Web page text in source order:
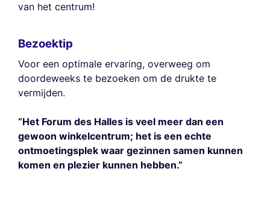
van het centrum!
Bezoektip
Voor een optimale ervaring, overweeg om
doordeweeks te bezoeken om de drukte te
vermijden.
“Het Forum des Halles is veel meer dan een
gewoon winkelcentrum; het is een echte
ontmoetingsplek waar gezinnen samen kunnen
komen en plezier kunnen hebben.”